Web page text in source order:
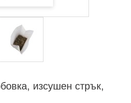
изсушен стрък,